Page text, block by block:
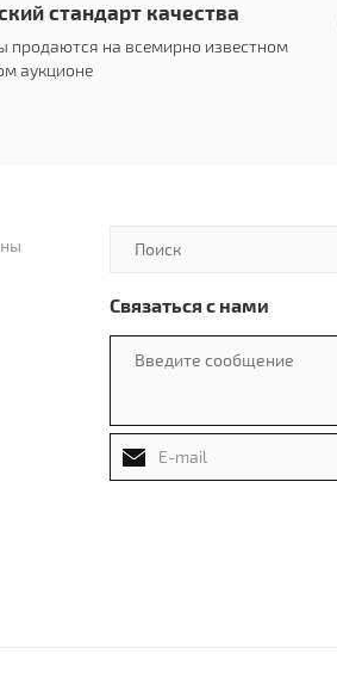
стандарт качества
продаются на всемирно известном
аукционе
Связаться с нами